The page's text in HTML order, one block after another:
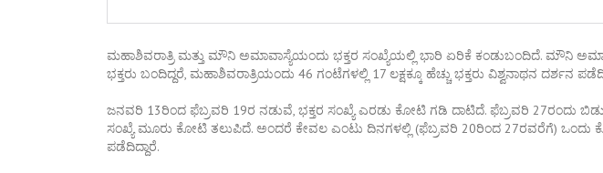
ಮಹಾಶಿವರಾತ್ರಿ ಮತ್ತು ಮೌನಿ ಅಮಾವಾಸ್ಯೆಯಂದು ಭಕ್ತರ ಸಂಖ್ಯೆಯಲ್ಲಿ ಭಾರಿ ಏರಿಕೆ ಕಂಡುಬಂದಿದೆ. ಮೌನಿ
ಭಕ್ತರು ಬಂದಿದ್ದರೆ, ಮಹಾಶಿವರಾತ್ರಿಯಂದು 46 ಗಂಟೆಗಳಲ್ಲಿ 17 ಲಕ್ಷಕ್ಕೂ ಹೆಚ್ಚು ಭಕ್ತರು ವಿಶ್ವನಾಥನ ದರ್ಶನ
ಜನವರಿ 13ರಿಂದ ಫೆಬ್ರವರಿ 19ರ ನಡುವೆ, ಭಕ್ತರ ಸಂಖ್ಯೆ ಎರಡು ಕೋಟಿ ಗಡಿ ದಾಟಿದೆ. ಫೆಬ್ರವರಿ 27ರಂದು
ಸಂಖ್ಯೆ ಮೂರು ಕೋಟಿ ತಲುಪಿದೆ. ಅಂದರೆ ಕೇವಲ ಎಂಟು ದಿನಗಳಲ್ಲಿ (ಫೆಬ್ರವರಿ 20ರಿಂದ 27ರವರೆಗೆ) ಒಂದು
ಪಡೆದಿದ್ದಾರೆ.